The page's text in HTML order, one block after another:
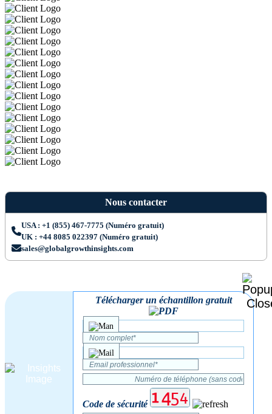
Nous contacter
USA : +1 (855) 467-7775 (Numéro gratuit)
UK : +44 8085 022397 (Numéro gratuit)
sales@globalgrowthinsights.com
Télécharger un échantillon gratuit
Code de sécurité